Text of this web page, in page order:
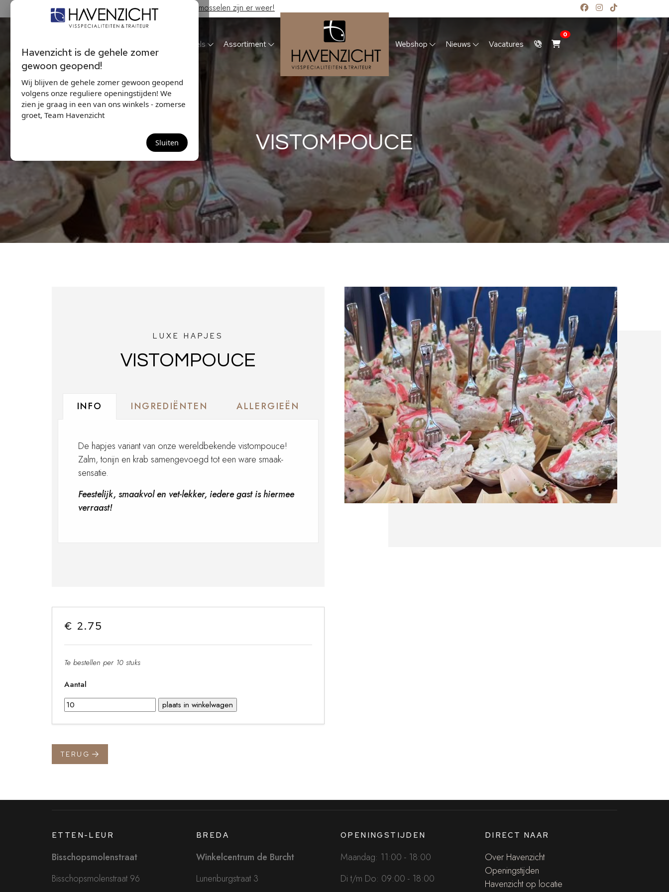
Havenzicht is de gehele zomer
gewoon geopend!
Wij blijven de gehele zomer gewoon geopend
volgens onze reguliere openingstijden! We
zien je graag in een van ons winkels - zomerse
groet, Team Havenzicht
Sluiten
Hollandse Nieuwe & Zeeuwse bodem mosselen zijn er weer!
Winkels Assortiment Webshop Nieuws Vacatures
0
VISTOMPOUCE
LUXE HAPJES
VISTOMPOUCE
INFO INGREDIËNTEN ALLERGIEËN
De hapjes variant van onze wereldbekende vistompouce!
Zalm, tonijn en krab samengevoegd tot een ware smaak-
sensatie.
Feestelijk, smaakvol en vet-lekker, iedere gast is hiermee
verraast!
€ 2.75
Te bestellen per 10 stuks
Aantal
TERUG
ETTEN-LEUR
Bisschopsmolenstraat
Bisschopsmolenstraat 96
BREDA
Winkelcentrum de Burcht
Lunenburgstraat 3
OPENINGSTIJDEN
Maandag: 11:00 - 18:00
Di t/m Do: 09:00 - 18:00
DIRECT NAAR
Over Havenzicht
Openingstijden
Havenzicht op locatie